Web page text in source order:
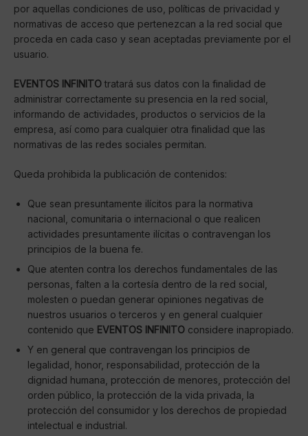
por aquellas condiciones de uso, políticas de privacidad y
normativas de acceso que pertenezcan a la red social que
proceda en cada caso y sean aceptadas previamente por el
usuario.
EVENTOS INFINITOtratará sus datos con la finalidad de
administrar correctamente su presencia en la red social,
informando de actividades, productos o servicios de la
empresa, así como para cualquier otra finalidad que las
normativas de las redes sociales permitan.
Queda prohibida la publicación de contenidos:
Que sean presuntamente ilícitos para la normativa
nacional, comunitaria o internacional o que realicen
actividades presuntamente ilícitas o contravengan los
principios de la buena fe.
Que atenten contra los derechos fundamentales de las
personas, falten a la cortesía dentro de la red social,
molesten o puedan generar opiniones negativas de
nuestros usuarios o terceros y en general cualquier
contenido que EVENTOS INFINITO considere inapropiado.
Y en general que contravengan los principios de
legalidad, honor, responsabilidad, protección de la
dignidad humana, protección de menores, protección del
orden público, la protección de la vida privada, la
protección del consumidor y los derechos de propiedad
intelectual e industrial.